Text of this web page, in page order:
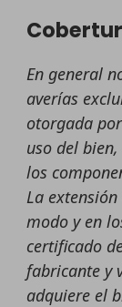
En general
averías
otorgada
uso del
los
La
modo y en
certificado
fabricante y
adquiere el